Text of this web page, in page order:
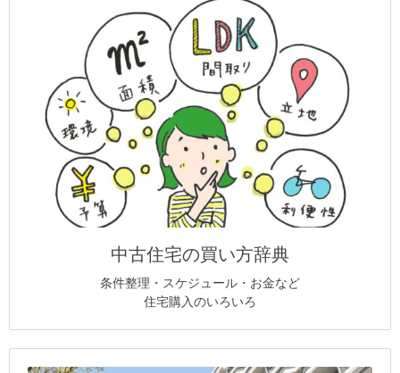
中古住宅の買い方辞典
条件整理・スケジュール・お金など
住宅購入のいろいろ